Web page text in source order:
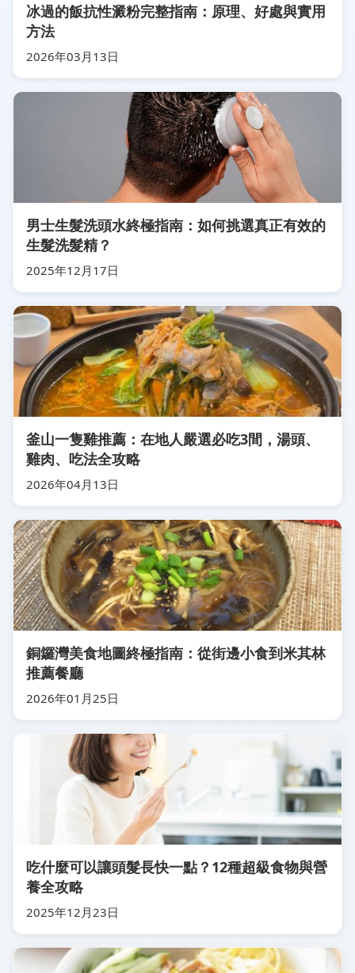
冰過的飯抗性澱粉完整指南：原理、好處與實用
方法
2026年03月13日
男士生髮洗頭水終極指南：如何挑選真正有效的
生髮洗髮精？
2025年12月17日
釜山一隻雞推薦：在地人嚴選必吃3間，湯頭、
雞肉、吃法全攻略
2026年04月13日
銅鑼灣美食地圖終極指南：從街邊小食到米其林
推薦餐廳
2026年01月25日
吃什麼可以讓頭髮長快一點？12種超級食物與營
養全攻略
2025年12月23日